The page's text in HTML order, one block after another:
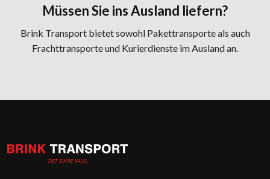
Müssen Sie ins Ausland liefern?
​​Brink Transport bietet sowohl Pakettransporte als auch
Frachttransporte und Kurierdienste im Ausland an.